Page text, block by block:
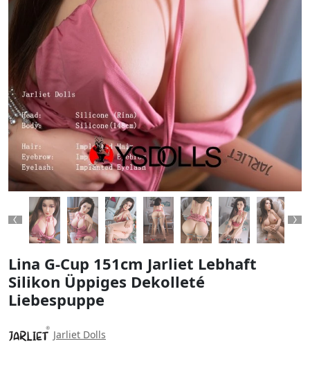
Previous
Lina G-Cup 151cm Jarliet Lebhaft
Silikon Üppiges Dekolleté
Liebespuppe
Jarliet Dolls